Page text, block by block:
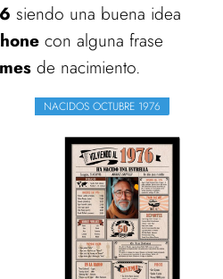
siendo una buena idea
con alguna frase
de nacimiento.
NACIDOS OCTUBRE 1976